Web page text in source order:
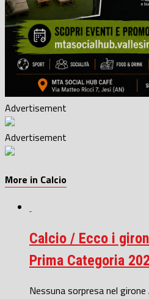
Advertisement
Advertisement
More in Calcio
Calcio / Ecco i
Prima Categoria
Nessuna sorpresa nel